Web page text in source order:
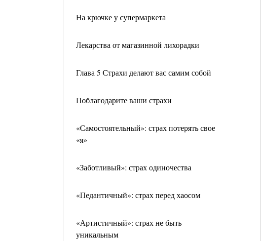
На крючке у супермаркета
Лекарства от магазинной лихорадки
Глава 5 Страхи делают вас самим собой
Поблагодарите ваши страхи
«Самостоятельный»: страх потерять свое
«я»
«Заботливый»: страх одиночества
«Педантичный»: страх перед хаосом
«Артистичный»: страх не быть
уникальным